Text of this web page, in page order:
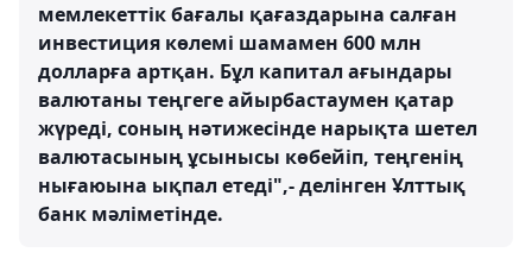
мемлекеттік бағалы қағаздарына салған
инвестиция көлемі шамамен 600 млн
долларға артқан. Бұл капитал ағындары
валютаны теңгеге айырбастаумен қатар
жүреді, соның нәтижесінде нарықта шетел
валютасының ұсынысы көбейіп, теңгенің
нығаюына ықпал етеді",- делінген Ұлттық
банк мәліметінде.